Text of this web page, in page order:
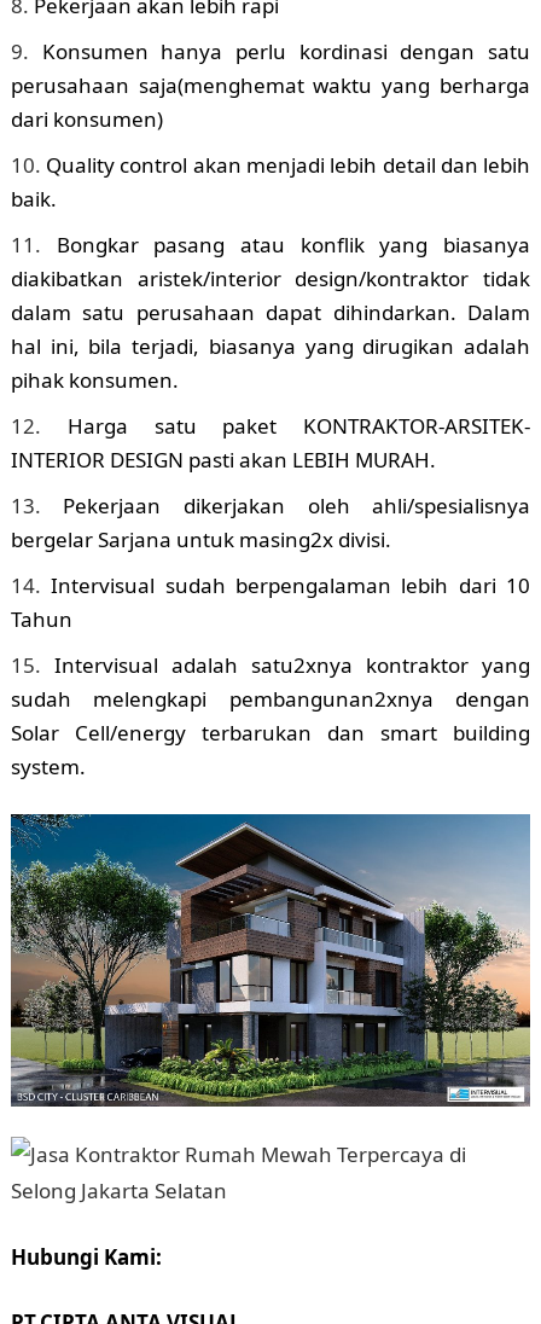
Pekerjaan akan lebih rapi
Konsumen hanya perlu kordinasi dengan satu
perusahaan saja(menghemat waktu yang berharga
dari konsumen)
Quality control akan menjadi lebih detail dan lebih
baik.
Bongkar pasang atau konflik yang biasanya
diakibatkan aristek/interior design/kontraktor tidak
dalam satu perusahaan dapat dihindarkan. Dalam
hal ini, bila terjadi, biasanya yang dirugikan adalah
pihak konsumen.
Harga satu paket KONTRAKTOR-ARSITEK-
INTERIOR DESIGN pasti akan LEBIH MURAH.
Pekerjaan dikerjakan oleh ahli/spesialisnya
bergelar Sarjana untuk masing2x divisi.
Intervisual sudah berpengalaman lebih dari 10
Tahun
Intervisual adalah satu2xnya kontraktor yang
sudah melengkapi pembangunan2xnya dengan
Solar Cell/energy terbarukan dan smart building
system.
Hubungi Kami: